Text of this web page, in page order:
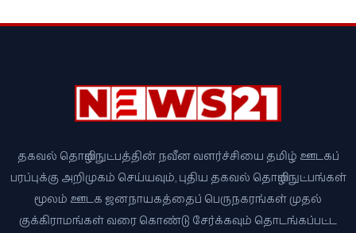
தகவல் தொழில்நுட்பத்தின் நவீன வளர்ச்சியை தமிழ் ஊடகப்
பரப்புக்கு அறிமுகம் செய்யவும், புதிய தகவல் தொழில்நுட்பங்கள்
மூலம் ஊடக ஜனநாயகத்தைப் பெருநகரங்கள் முதல்
குக்கிராமங்கள் வரை கொண்டு சேர்க்கவும் தொடங்கப்பட்ட